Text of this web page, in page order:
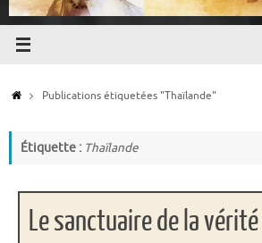
AccueilPublications étiquetées "Thaïlande"
Étiquette : Thaïlande
Le sanctuaire de la